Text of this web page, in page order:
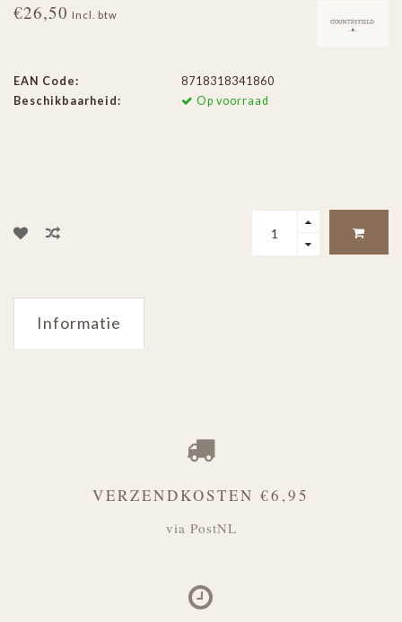
€26,50 Incl. btw
EAN Code:
8718318341860
Beschikbaarheid:
Op voorraad
Informatie
VERZENDKOSTEN €6,95
via PostNL